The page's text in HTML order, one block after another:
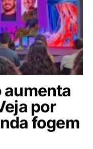
aumenta
por
fogem